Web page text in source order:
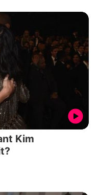
Kim